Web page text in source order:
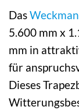
DasWeckman
5.600 mm x
mm in
für
Dieses